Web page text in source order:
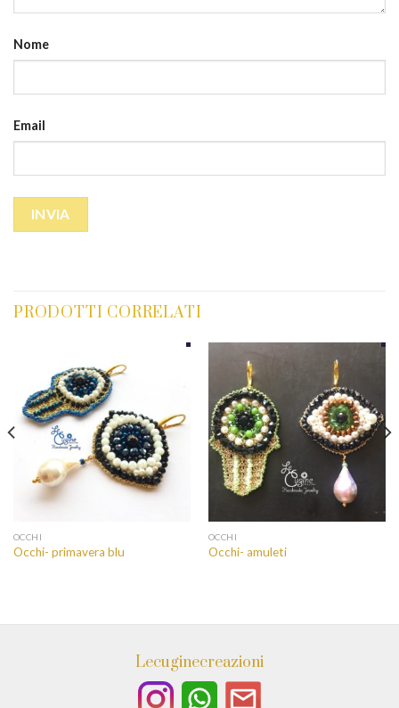
Nome
Email
PRODOTTI CORRELATI
OCCHI
Occhi- primavera blu
OCCHI
Occhi- amuleti
Lecuginecreazioni